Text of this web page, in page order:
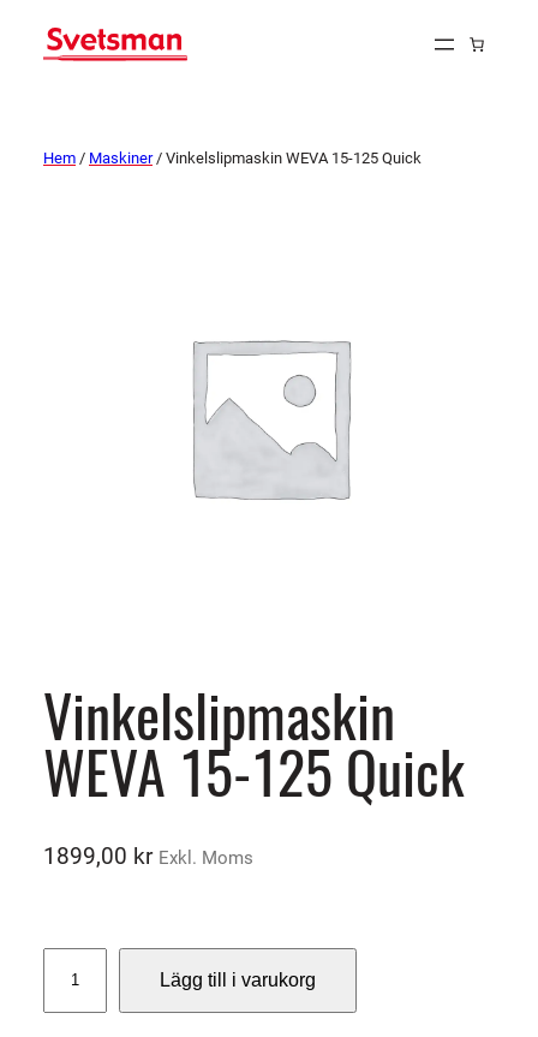
Hem / Maskiner/ Vinkelslipmaskin WEVA 15-125 Quick
Vinkelslipmaskin
WEVA 15-125 Quick
1899,00 kr Exkl. Moms
n
Lägg till i varukorg